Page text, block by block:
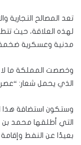
تعد المصالح التجارية
لهذه العلاقة، حيث
مدنية وعسكرية
الذي يحمل شعار: “عصر
التي أطلقها محمد بن
بعيدًا عن النفط